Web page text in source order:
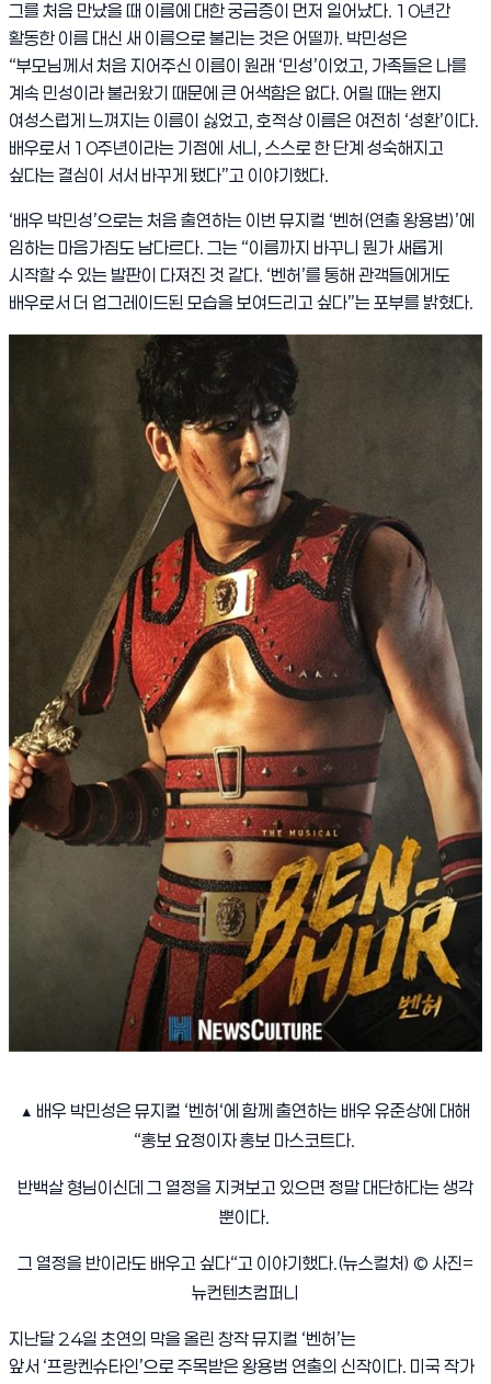
그를 처음 만났을 때 이름에 대한 궁금증이 먼저 일어났다. 10년간
활동한 이름 대신 새 이름으로 불리는 것은 어떨까. 박민성은
“부모님께서 처음 지어주신 이름이 원래 ‘민성’이었고, 가족들은 나를
계속 민성이라 불러왔기 때문에 큰 어색함은 없다. 어릴 때는 왠지
여성스럽게 느껴지는 이름이 싫었고, 호적상 이름은 여전히 ‘성환’이다.
배우로서 10주년이라는 기점에 서니 , 스스로 한 단계 성숙해지고
싶다는 결심이 서서 바꾸게 됐다”고 이야기했다.
‘배우 박민성’으로는 처음 출연하는 이번 뮤지컬 ‘벤허 (연출 왕용범)’에
임하는 마음가짐도 남다르다. 그는 “이름까지 바꾸니 뭔가 새롭게
시작할 수 있는 발판이 다져진 것 같다. ‘벤허 ’를 통해 관객들에게도
배우로서 더 업그레이드된 모습을 보여드리고 싶다”는 포부를 밝혔다.
▲ 배우 박민성은 뮤지컬 ‘벤허 ‘에 함께 출연하는 배우 유준상에 대해
“홍보 요정이자 홍보 마스코트다.
반백살 형님이신데 그 열정을 지켜보고 있으면 정말 대단하다는 생각
뿐이다.
그 열정을 반이라도 배우고 싶다“고 이야기했다.(뉴스컬처) © 사진=
뉴컨텐츠컴퍼니
지난달24일 초연의 막을 올린 창작 뮤지컬 ‘벤허 ’는
앞서 ‘프랑켄슈타인’으로 주목받은 왕용범 연출의 신작이다. 미국 작가